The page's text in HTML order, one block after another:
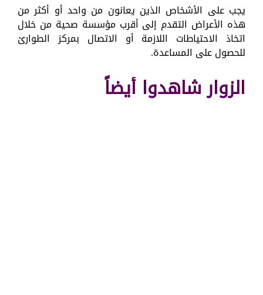
يجب على الأشخاص الذين يعانون من واحد أو أكثر من
هذه الأعراض التقدم إلى أقرب مؤسسة صحية من خلال
اتخاذ الاحتياطات اللازمة أو الاتصال بمركز الطوارئ
للحصول على المساعدة.
الزوار شاهدوا أيضاً